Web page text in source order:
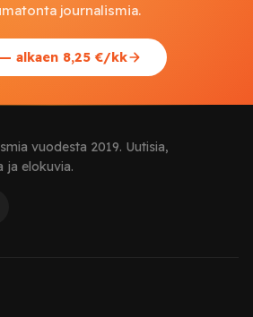
journalismia.
alkaen 8,25 €/kk
vuodesta 2019. Uutisia,
ja elokuvia.